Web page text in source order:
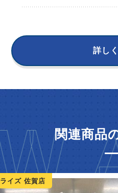
詳し
関連商品
イズ 佐賀店